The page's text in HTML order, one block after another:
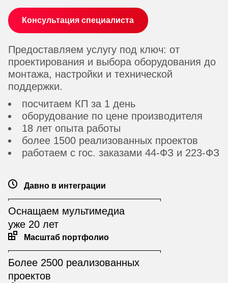
Консультация специалиста
Предоставляем услугу под ключ: от
проектирования и выбора оборудования до
монтажа, настройки и технической
поддержки.
посчитаем КП за 1 день
оборудование по цене производителя
18 лет опыта работы
более 1500 реализованных проектов
работаем с гос. заказами 44-ФЗ и 223-ФЗ
Давно в интеграции
Оснащаем мультимедиа
уже 20 лет
Масштаб портфолио
Более 2500 реализованных
проектов